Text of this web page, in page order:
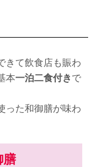
きて飲食店も賑わ
本一泊二食付きで
った和御膳が味わ
膳